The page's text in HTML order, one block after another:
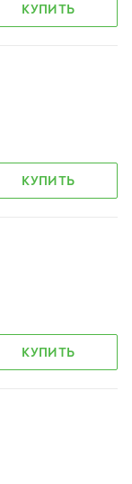
КУПИТЬ
КУПИТЬ
КУПИТЬ